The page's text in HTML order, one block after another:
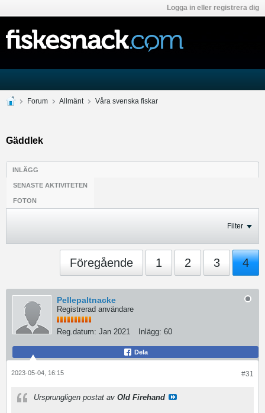
Logga in eller registrera dig
Forum Allmänt Våra svenska fiskar
Gäddlek
INLÄGG
SENASTE AKTIVITETEN
FOTON
Filter
Föregående 1 2 3 4
Pellepaltnacke
Registrerad användare
Reg.datum: Jan 2021 Inlägg: 60
Dela
#31
2023-05-04, 16:15
Ursprungligen postat av Old Firehand